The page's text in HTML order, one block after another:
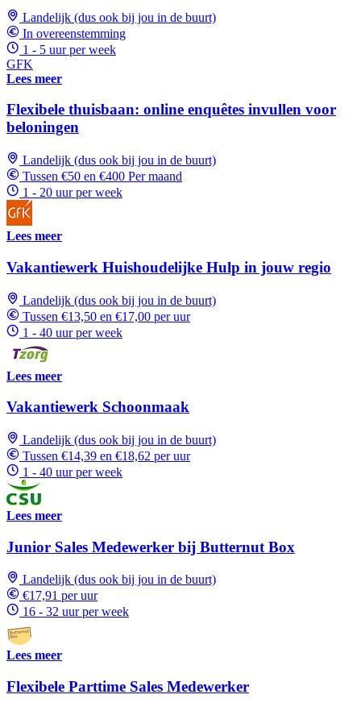
Landelijk (dus ook bij jou in de buurt)
In overeenstemming
1 - 5 uur per week
GFK
Lees meer
Flexibele thuisbaan: online enquêtes invullen voor
beloningen
Landelijk (dus ook bij jou in de buurt)
Tussen €50 en €400 Per maand
1 - 20 uur per week
Lees meer
Vakantiewerk Huishoudelijke Hulp in jouw regio
Landelijk (dus ook bij jou in de buurt)
Tussen €13,50 en €17,00 per uur
1 - 40 uur per week
Lees meer
Vakantiewerk Schoonmaak
Landelijk (dus ook bij jou in de buurt)
Tussen €14,39 en €18,62 per uur
1 - 40 uur per week
Lees meer
Junior Sales Medewerker bij Butternut Box
Landelijk (dus ook bij jou in de buurt)
€17,91 per uur
16 - 32 uur per week
Lees meer
Flexibele Parttime Sales Medewerker